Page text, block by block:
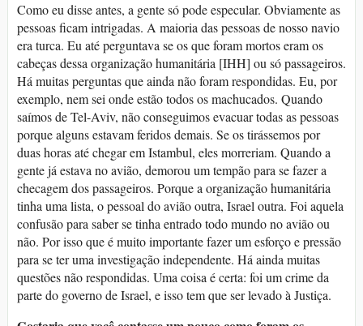
Como eu disse antes, a gente só pode especular. Obviamente as
pessoas ficam intrigadas. A maioria das pessoas de nosso navio
era turca. Eu até perguntava se os que foram mortos eram os
cabeças dessa organização humanitária [IHH] ou só passageiros.
Há muitas perguntas que ainda não foram respondidas. Eu, por
exemplo, nem sei onde estão todos os machucados. Quando
saímos de Tel-Aviv, não conseguimos evacuar todas as pessoas
porque alguns estavam feridos demais. Se os tirássemos por
duas horas até chegar em Istambul, eles morreriam. Quando a
gente já estava no avião, demorou um tempão para se fazer a
checagem dos passageiros. Porque a organização humanitária
tinha uma lista, o pessoal do avião outra, Israel outra. Foi aquela
confusão para saber se tinha entrado todo mundo no avião ou
não. Por isso que é muito importante fazer um esforço e pressão
para se ter uma investigação independente. Há ainda muitas
questões não respondidas. Uma coisa é certa: foi um crime da
parte do governo de Israel, e isso tem que ser levado à Justiça.